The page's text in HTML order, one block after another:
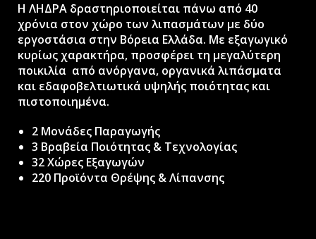
H ΛΗΔΡΑ δραστηριοποιείται πάνω από 40
χρόνια στον χώρο των λιπασμάτων με δύο
εργοστάσια στην Βόρεια Ελλάδα. Με εξαγωγικό
κυρίως χαρακτήρα, προσφέρει τη μεγαλύτερη
ποικιλία από ανόργανα, οργανικά λιπάσματα
και εδαφοβελτιωτικά υψηλής ποιότητας και
πιστοποιημένα.
2 Μονάδες Παραγωγής
3 Βραβεία Ποιότητας & Τεχνολογίας
32 Χώρες Εξαγωγών
220 Προϊόντα Θρέψης & Λίπανσης